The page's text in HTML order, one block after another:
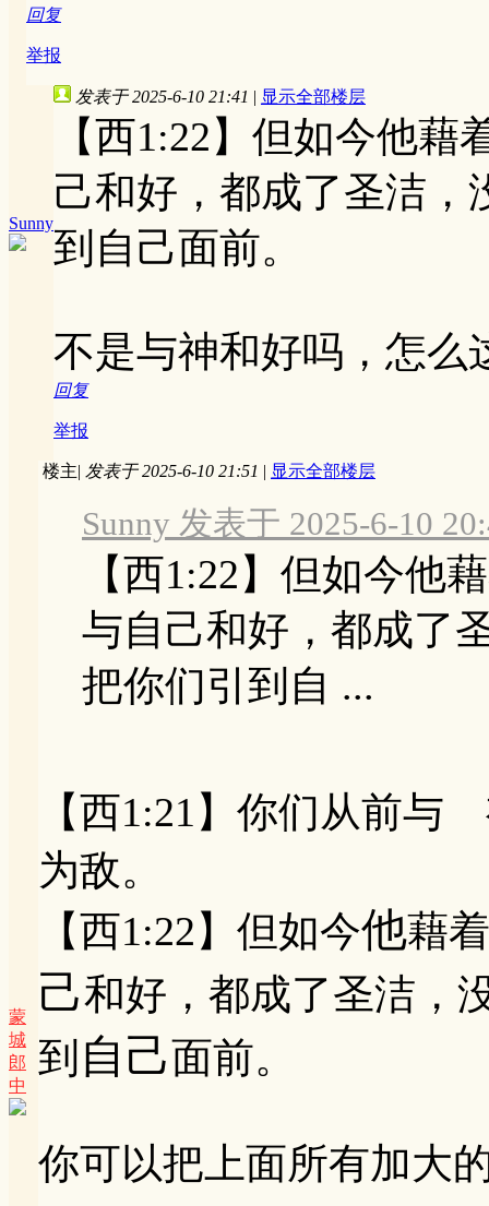
回复
举报
Sunny
发表于 2025-6-10 21:41 | 显示全部楼层
【西1:22】但如今他
己和好，都成了圣洁，
到自己面前。
不是与神和好吗，怎么
回复
举报
蒙
城
郎
中
楼主| 发表于 2025-6-10 21:51 | 显示全部楼层
Sunny 发表于 2025-6-10
【西1:22】但如今他
与自己和好，都成了
把你们引到自 ...
【西1:21】你们从前与
为敌。
【西1:22】但如今他藉
己和好，都成了圣洁，
到 自己面前。
你可以把上面所有加大